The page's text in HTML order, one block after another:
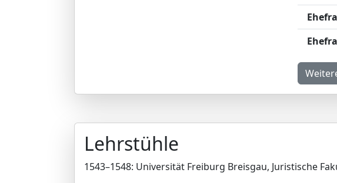
Lehrstühle
1543–1548: Universität Freiburg Breisgau, Juristische